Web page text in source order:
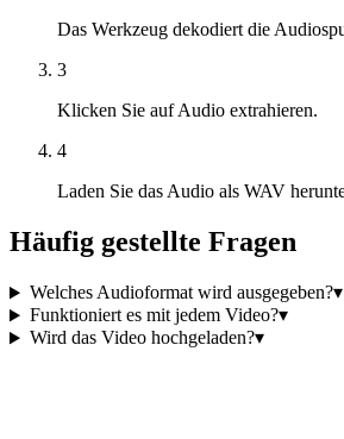
Das Werkzeug dekodiert die
3
Klicken Sie auf Audio extrahieren.
4
Laden Sie das Audio als WAV
Häufig gestellte Fragen
Welches Audioformat wird ausgegeben?▾
Funktioniert es mit jedem Video?▾
Wird das Video hochgeladen?▾